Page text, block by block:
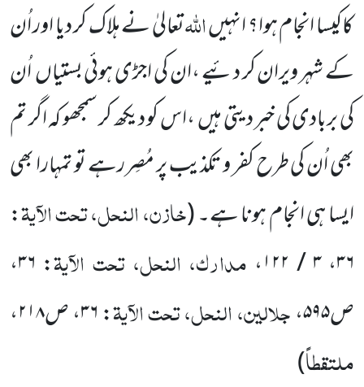
کاکیسا انجام ہوا؟ انہیںاللّٰہتعالیٰ نے ہلاک کر دیا اور اُن
کے شہر ویران کر دئیے ،ان کی اجڑی ہوئی بستیاں اُن
کی بربادی کی خبر دیتی ہیں ،اس کو دیکھ کر سمجھو کہ اگر تم
بھی اُن کی طرح کفر و تکذیب پر مُصِر رہے تو تمہارا بھی
ایسا ہی انجام ہونا ہے۔(خازن، النحل، تحت الآیۃ:
۳۶،۳ / ۱۲۲ ، مدارک، النحل، تحت الآیۃ: ۳۶،
ص۵۹۵،جلالین، النحل، تحت الآیۃ:۳۶، ص۲۱۸،
ملتقطاً)